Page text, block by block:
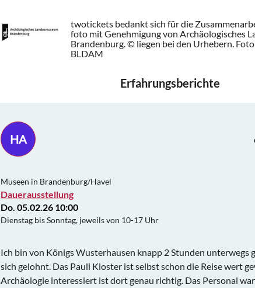
twotickets bedankt sich für die
foto mit Genehmigung von Archäologisches
Brandenburg. © liegen bei den Urhebern.
BLDAM
Erfahrungsberichte
HA
Museen in Brandenburg/Havel
Dauerausstellung
Do. 05.02.26 10:00
Dienstag bis Sonntag, jeweils von 10-17 Uhr
Ich bin von Königs Wusterhausen knapp 2 Stunden unterwegs
sich gelohnt. Das Pauli Kloster ist selbst schon die Reise wert
Archäologie interessiert ist dort genau richtig. Das Personal